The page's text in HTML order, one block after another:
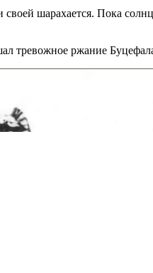
шарахается. Пока
тревожное ржание